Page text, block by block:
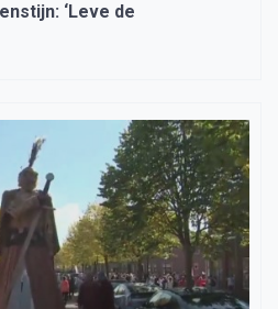
‘Leve de